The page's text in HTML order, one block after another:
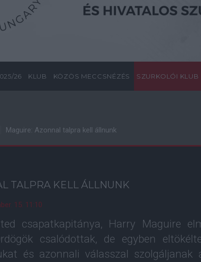
26 KLUB KÖZÖS MECCSNÉZÉS SZURKOLÓI KLUB
Maguire: Azonnal talpra kell állnunk
TALPRA KELL ÁLLNUNK
15. 11:10
csapatkapitánya, Harry Maguire
csalódottak, de egyben
és azonnali válasszal szolgáljanak